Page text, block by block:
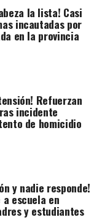
la lista! Casi
incautadas por
en la provincia
Refuerzan
incidente
de homicidio
y nadie responde!
escuela en
y estudiantes